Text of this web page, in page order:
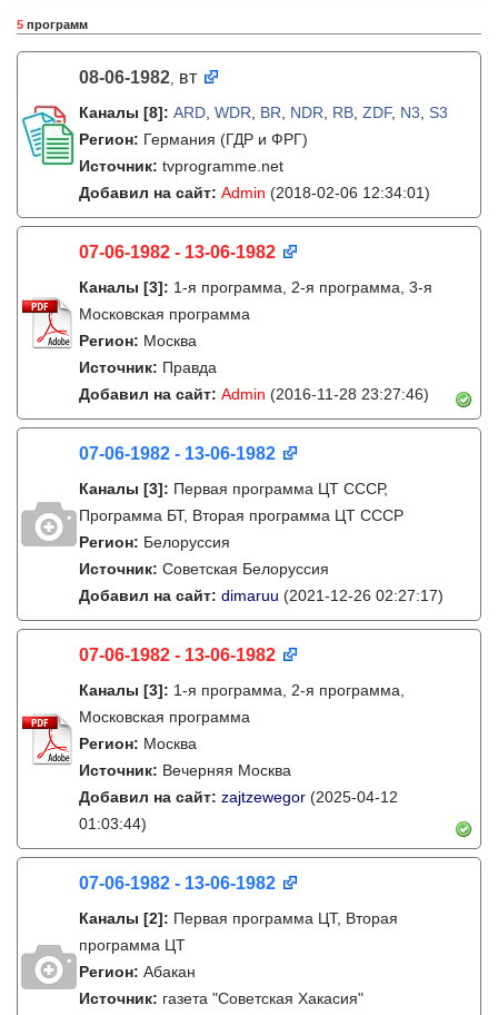
5 программ
08-06-1982, вт
Каналы [8]: ARD WDR BR NDR RB ZDF, N3
S3
Регион: Германия (ГДР и ФРГ)
Источник: tvprogramme.net
Добавил на сайт: Admin (2018-02-06 12:34:01)
07-06-1982 - 13-06-1982
Каналы [3]: 1-я программа, 2-я программа, 3-я
Московская программа
Регион: Москва
Источник: Правда
Добавил на сайт: Admin (2016-11-28 23:27:46)
07-06-1982 - 13-06-1982
Каналы [3]: Первая программа ЦТ СССР,
Программа БТ, Вторая программа ЦТ СССР
Регион: Белоруссия
Источник: Советская Белоруссия
Добавил на сайт: dimaruu (2021-12-26 02:27:17)
07-06-1982 - 13-06-1982
Каналы [3]: 1-я программа, 2-я программа,
Московская программа
Регион: Москва
Источник: Вечерняя Москва
Добавил на сайт: zajtzewegor (2025-04-12
01:03:44)
07-06-1982 - 13-06-1982
Каналы [2]: Первая программа ЦТ, Вторая
программа ЦТ
Регион: Абакан
Источник: газета "Советская Хакасия"